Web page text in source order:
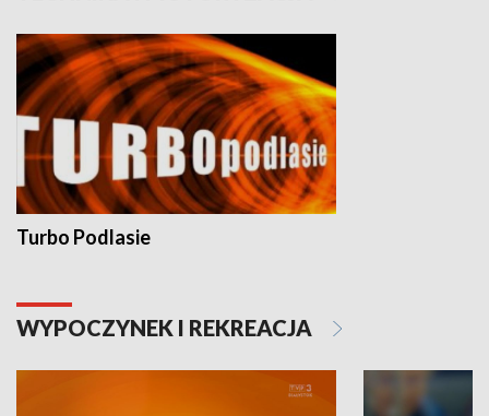
Turbo Podlasie
WYPOCZYNEK I REKREACJA